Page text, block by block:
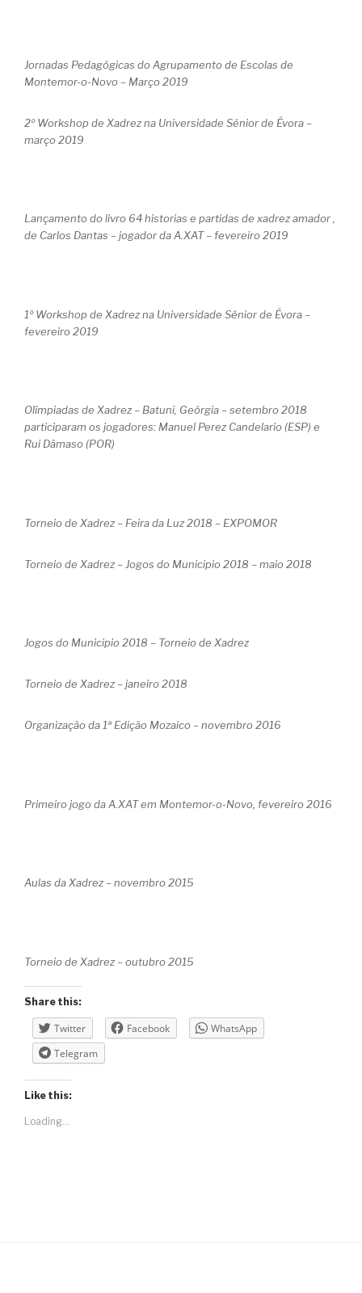
Jornadas Pedagógicas do Agrupamento de Escolas de
Montemor-o-Novo – Março 2019
2º Workshop de Xadrez na Universidade Sénior de Évora –
março 2019
Lançamento do livro 64 historias e partidas de xadrez amador ,
de Carlos Dantas – jogador da A.XAT – fevereiro 2019
1º Workshop de Xadrez na Universidade Sénior de Évora –
fevereiro 2019
Olímpiadas de Xadrez – Batuni, Geórgia – setembro 2018
participaram os jogadores: Manuel Perez Candelario (ESP) e
Rui Dâmaso (POR)
Torneio de Xadrez – Feira da Luz 2018 – EXPOMOR
Torneio de Xadrez – Jogos do Municipio 2018 – maio 2018
Jogos do Municipio 2018 – Torneio de Xadrez
Torneio de Xadrez – janeiro 2018
Organização da 1ª Edição Mozaico – novembro 2016
Primeiro jogo da A.XAT em Montemor-o-Novo, fevereiro 2016
Aulas da Xadrez – novembro 2015
Torneio de Xadrez – outubro 2015
Share this:
Twitter Facebook
WhatsApp
Telegram
Like this:
Loading...